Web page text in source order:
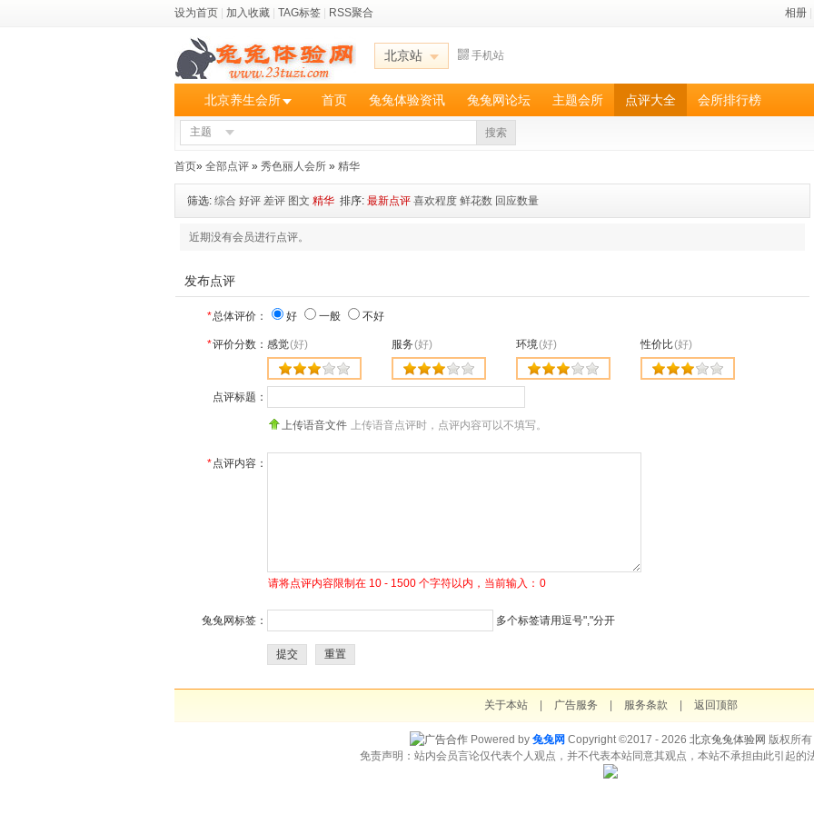
设为首页 加入收藏 TAG标签 RSS聚合 相册
北京站 手机站
北京养生会所 首页 兔兔体验资讯 兔兔网论坛 主题会所 点评大全 会所排行榜
主题 搜索
首页» 全部点评 » 秀色丽人会所 » 精华
筛选: 综合 好评 差评 图文 精华 排序: 最新点评 喜欢程度 鲜花数 回应数量
近期没有会员进行点评。
发布点评
*总体评价： 好 一般 不好
*评价分数： 感觉(好) 服务(好) 环境(好) 性价比(好)
点评标题：
上传语音文件 上传语音点评时，点评内容可以不填写。
*点评内容：
请将点评内容限制在 10 - 1500 个字符以内，当前输入： 0
兔兔网标签： 多个标签请用逗号","分开
提交 重置
关于本站 广告服务 服务条款 返回顶部
Powered by 兔兔网 Copyright ©2017 - 2026 北京兔兔体验网 版权所有
免责声明：站内会员言论仅代表个人观点，并不代表本站同意其观点，本站不承担由此引起的